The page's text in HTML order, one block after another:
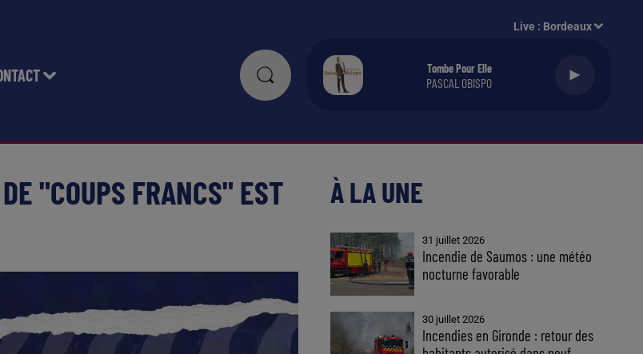
Live : Bordeaux
Tombe Pour Elle
PASCAL OBISPO
"COUPS FRANCS" EST
À LA UNE
31 juillet 2026
Incendie de Saumos : une météo
nocturne favorable
30 juillet 2026
Incendies en Gironde : retour des